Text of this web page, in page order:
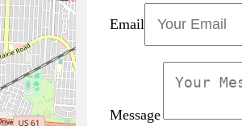
Email
Message